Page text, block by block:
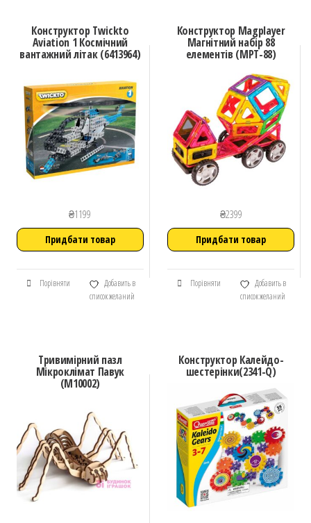
Конструктор Twickto
Aviation 1 Космічний
вантажний літак (6413964)
₴1199
Придбати товар
Порівняти
Добавить в
список желаний
Конструктор Magplayer
Магнітний набір 88
елементів (MPT-88)
₴2399
Придбати товар
Порівняти
Добавить в
список желаний
Тривимірний пазл
Мікроклімат Павук
(М10002)
Конструктор Калейдо-
шестерінки(2341-Q)